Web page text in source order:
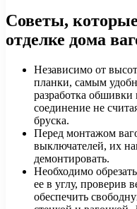
Советы,
отделке дома
Независимо от
планки, самым
разработка обшивки
соединение не
бруска.
Перед монтажом
выключателей, их
демонтировать.
Необходимо
ее в углу, проверив
обеспечить